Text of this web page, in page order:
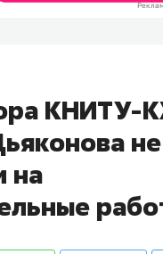
КНИТУ-
не
на